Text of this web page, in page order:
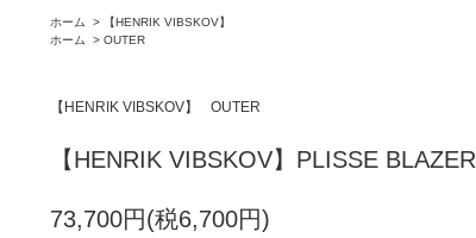
ホーム >
【HENRIK VIBSKOV】
ホーム
> OUTER
【HENRIK VIBSKOV】 OUTER
【HENRIK VIBSKOV】PLISSE BLAZER
73,700円(税6,700円)